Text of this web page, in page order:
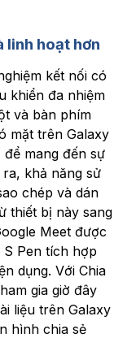
linh hoạt hơn
kết nối có
khiển đa nhiệm
và bàn phím
mặt trên Galaxy
để mang đến sự
khả năng sử
chép và dán
thiết bị này sang
Meet được
S Pen tích hợp
dụng. Với Chia
gia giờ đây
liệu trên Galaxy
hình chia sẻ